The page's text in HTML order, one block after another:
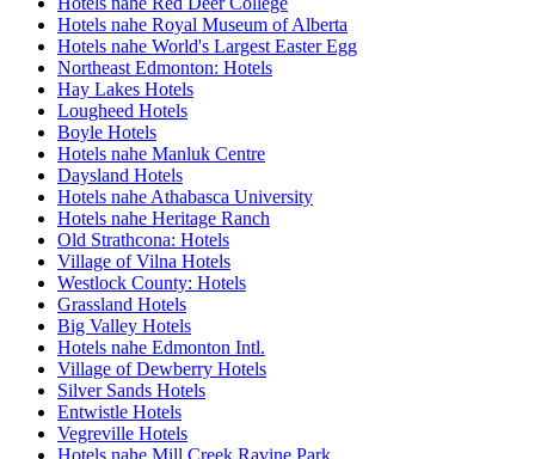
Hotels nahe Royal Museum of Alberta
Hotels nahe World's Largest Easter Egg
Northeast Edmonton: Hotels
Hay Lakes Hotels
Lougheed Hotels
Boyle Hotels
Hotels nahe Manluk Centre
Daysland Hotels
Hotels nahe Athabasca University
Hotels nahe Heritage Ranch
Old Strathcona: Hotels
Village of Vilna Hotels
Westlock County: Hotels
Grassland Hotels
Big Valley Hotels
Hotels nahe Edmonton Intl.
Village of Dewberry Hotels
Silver Sands Hotels
Entwistle Hotels
Vegreville Hotels
Hotels nahe Mill Creek Ravine Park